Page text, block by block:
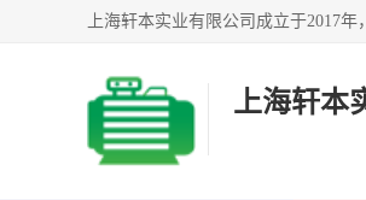
上海轩本